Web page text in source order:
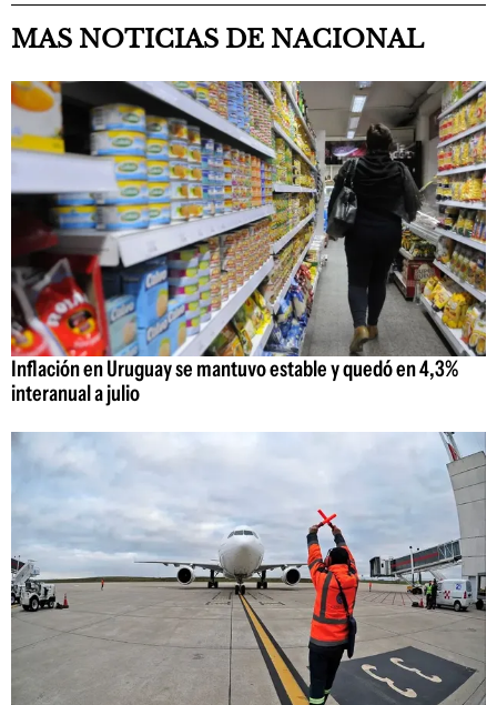
MAS NOTICIAS DE NACIONAL
Inflación en Uruguay se mantuvo estable y quedó en 4,3%
interanual a julio